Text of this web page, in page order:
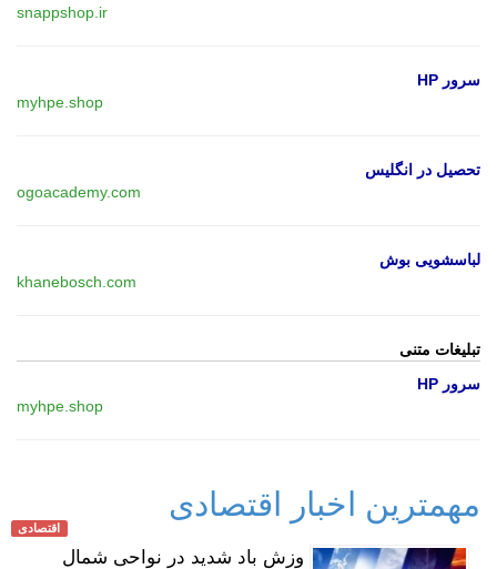
snappshop.ir
سرور HP
myhpe.shop
تحصیل در انگلیس
ogoacademy.com
لباسشویی بوش
khanebosch.com
تبلیغات متنی
سرور HP
myhpe.shop
مهمترین اخبار اقتصادی
اقتصادی
وزش باد شدید در نواحی شمال